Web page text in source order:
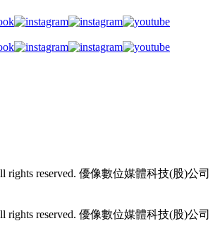
rights reserved. 優像數位媒體科技(股)公司
rights reserved. 優像數位媒體科技(股)公司